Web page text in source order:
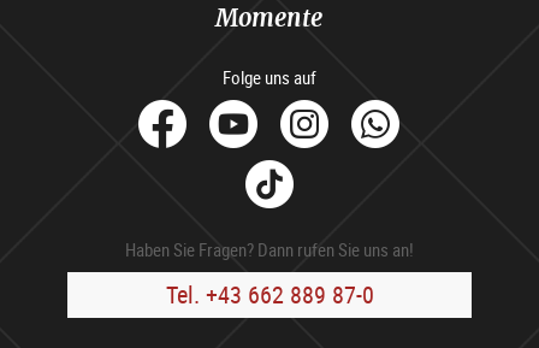
Momente
Folge uns auf
facebook
YoutubeInstagram
Tik
Tok
Haben Sie Fragen? Dann rufen Sie uns an!
Tel. +43 662 889 87-0